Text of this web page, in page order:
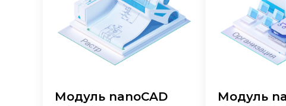
Модуль nanoCAD
Модуль